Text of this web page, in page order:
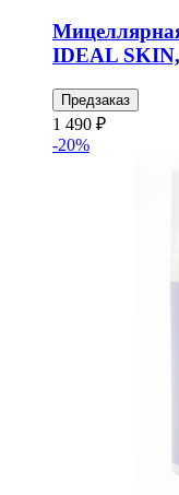
IDEAL
Предзаказ
1 490 ₽
-20%